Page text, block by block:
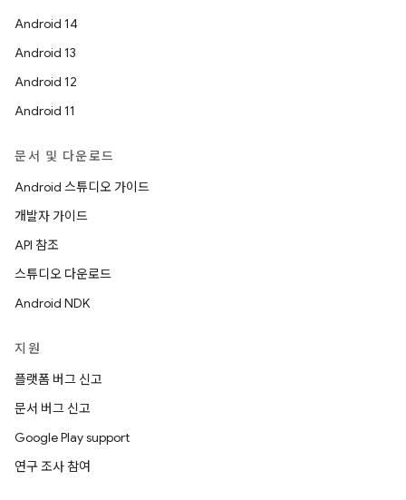
Android 14
Android 13
Android 12
Android 11
문서 및 다운로드
Android 스튜디오 가이드
개발자 가이드
API 참조
스튜디오 다운로드
Android NDK
지원
플랫폼 버그 신고
문서 버그 신고
Google Play support
연구 조사 참여